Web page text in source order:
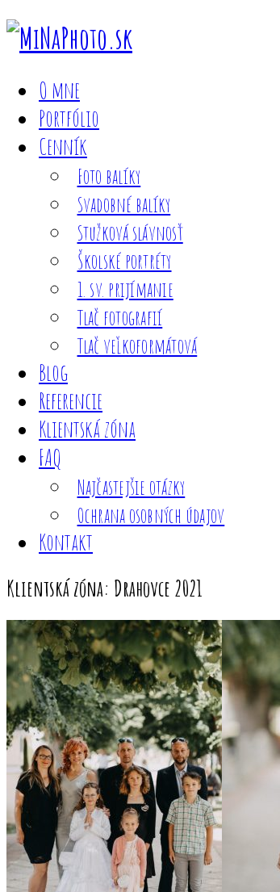
O mne
Portfólio
Cenník
Foto balíky
Svadobné balíky
Stužková slávnosť
Školské portréty
1. sv. prijímanie
Tlač fotografií
Tlač veľkoformátová
Blog
Referencie
Klientská zóna
FAQ
Najčastejšie otázky
Ochrana osobných údajov
Kontakt
Klientská zóna: Drahovce 2021